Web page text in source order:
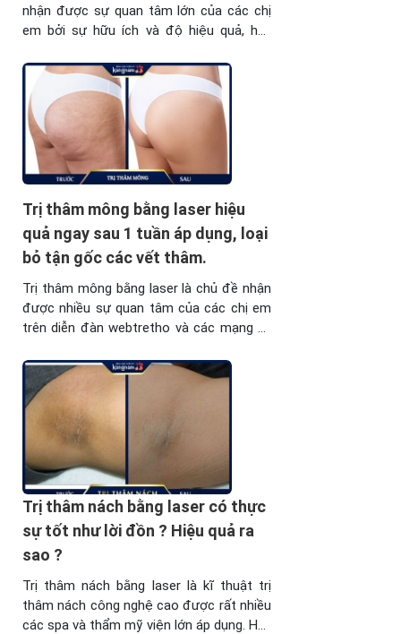
nhận được sự quan tâm lớn của các chị
em bởi sự hữu ích và độ hiệu quả, hãy
phương pháp tốt nhất thông qua bài viết
này. I. Nguyên nhân khiến nách bị thâm
đen. Thâm đen vùng cánh ...
Trị thâm mông bằng laser hiệu
quả ngay sau 1 tuần áp dụng, loại
bỏ tận gốc các vết thâm.
Trị thâm mông bằng laser là chủ đề nhận
được nhiều sự quan tâm của các chị em
trên diễn đàn webtretho và các mạng xã
và tiếp xúc với công nghệ trị thâm này
bao giờ. Hãy cùng mổ xẻ và phân tích
phương pháp ...
Trị thâm nách bằng laser có thực
sự tốt như lời đồn ? Hiệu quả ra
sao ?
Trị thâm nách bằng laser là kĩ thuật trị
thâm nách công nghệ cao được rất nhiều
các spa và thẩm mỹ viện lớn áp dụng. Hãy